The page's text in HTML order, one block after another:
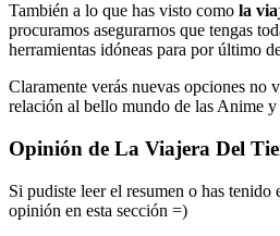
También a lo que has visto como la
procuramos asegurarnos que tengas
herramientas idóneas para por último
Claramente verás nuevas opciones no
relación al bello mundo de las Anime
Opinión de La Viajera Del
Si pudiste leer el resumen o has
opinión en esta sección =)